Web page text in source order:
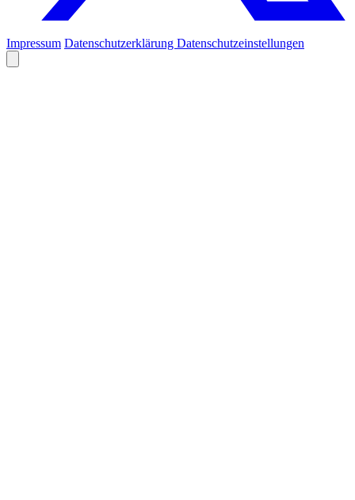
Impressum Datenschutzerklärung Datenschutzeinstellungen